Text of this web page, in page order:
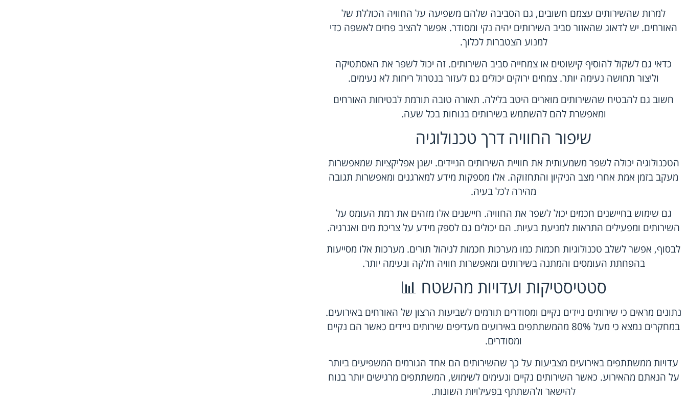
למרות שהשירותים עצמם חשובים, גם הסביבה שלהם משפיעה על החוויה הכוללת של
האורחים. יש לדאוג שהאזור סביב השירותים יהיה נקי ומסודר. אפשר להציב פחים לאשפה כדי
למנוע הצטברות לכלוך.
כדאי גם לשקול להוסיף קישוטים או צמחייה סביב השירותים. זה יכול לשפר את האסתטיקה
וליצור תחושה נעימה יותר. צמחים ירוקים יכולים גם לעזור בנטרול ריחות לא נעימים.
חשוב גם להבטיח שהשירותים מוארים היטב בלילה. תאורה טובה תורמת לבטיחות האורחים
ומאפשרת להם להשתמש בשירותים בנוחות בכל שעה.
שיפור החוויה דרך טכנולוגיה
הטכנולוגיה יכולה לשפר משמעותית את חוויית השירותים הניידים. ישנן אפליקציות שמאפשרות
מעקב בזמן אמת אחרי מצב הניקיון והתחזוקה. אלו מספקות מידע למארגנים ומאפשרות תגובה
מהירה לכל בעיה.
גם שימוש בחיישנים חכמים יכול לשפר את החוויה. חיישנים אלו מזהים את רמת העומס על
השירותים ומפעילים התראות למניעת בעיות. הם יכולים גם לספק מידע על צריכת מים ואנרגיה.
לבסוף, אפשר לשלב טכנולוגיות חכמות כמו מערכות חכמות לניהול תורים. מערכות אלו מסייעות
בהפחתת העומסים והמתנה בשירותים ומאפשרות חוויה חלקה ונעימה יותר.
סטטיסטיקות ועדויות מהשטח 📊
נתונים מראים כי שירותים ניידים נקיים ומסודרים תורמים לשביעות הרצון של האורחים באירועים.
במחקרים נמצא כי מעל 80% מהמשתתפים באירועים מעדיפים שירותים ניידים כאשר הם נקיים
ומסודרים.
עדויות ממשתתפים באירועים מצביעות על כך שהשירותים הם אחד הגורמים המשפיעים ביותר
על הנאתם מהאירוע. כאשר השירותים נקיים ונעימים לשימוש, המשתתפים מרגישים יותר בנוח
להישאר ולהשתתף בפעילויות השונות.